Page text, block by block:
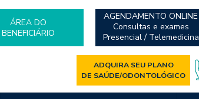
ÁREA DO
BENEFICIÁRIO
AGENDAMENTO ONLINE
Consultas e exames
Presencial / Telemedicina
ADQUIRA SEU PLANO
DE SAÚDE/ODONTOLÓGICO